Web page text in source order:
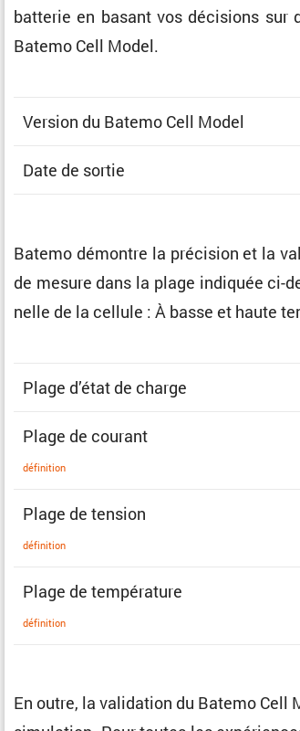
batterie en basant vos décisions sur
Batemo Cell Model.
Version du Batemo Cell Model
Date de sortie
Batemo démontre la préci­sion et la
de mesure dans la plage indiquée ci-
nelle de la cellule : À basse et haute
Plage d’état de charge
Plage de courant
défini­tion
Plage de tension
défini­tion
Plage de température
défini­tion
En outre, la valida­tion du Batemo Cell